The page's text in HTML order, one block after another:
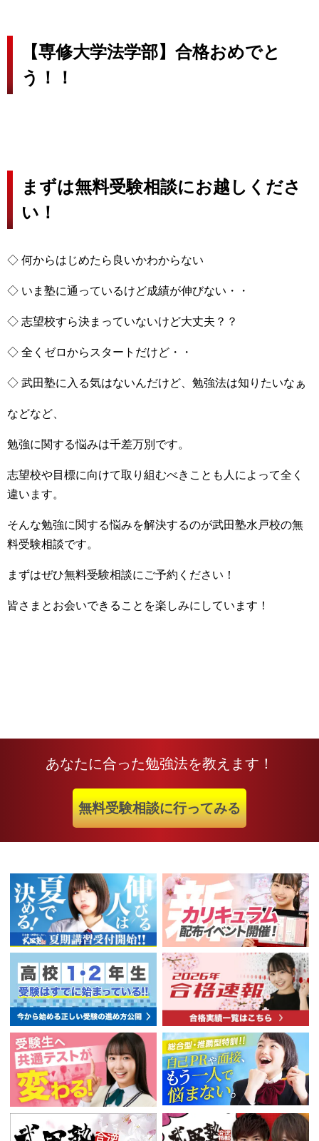
【専修大学法学部】合格おめでと
う！！
まずは無料受験相談にお越しくださ
い！
◇ 何からはじめたら良いかわからない
◇ いま塾に通っているけど成績が伸びない・・
◇ 志望校すら決まっていないけど大丈夫？？
◇ 全くゼロからスタートだけど・・
◇ 武田塾に入る気はないんだけど、勉強法は知りたいなぁ
などなど、
勉強に関する悩みは千差万別です。
志望校や目標に向けて取り組むべきことも人によって全く
違います。
そんな勉強に関する悩みを解決するのが武田塾水戸校の無
料受験相談です。
まずはぜひ無料受験相談にご予約ください！
皆さまとお会いできることを楽しみにしています！
あなたに合った勉強法を教えます！
無料受験相談に行ってみる